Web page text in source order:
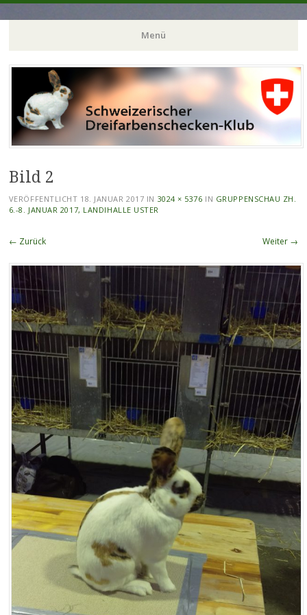
Menü
Zum
springen
Bild 2
VERÖFFENTLICHT 18. JANUAR 2017 IN 3024 × 5376 IN GRUPPENSCHAU ZH.
6.-8. JANUAR 2017, LANDIHALLE USTER
← Zurück Weiter →